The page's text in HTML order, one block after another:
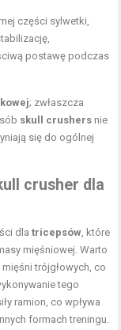
części sylwetki,
postawę podczas
; zwłaszcza
skull crushers nie
się do ogólnej
crusher dla
dlatricepsów, które
mięśniowej. Warto
trójgłowych, co
tego
ramion, co wpływa
formach treningu.